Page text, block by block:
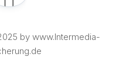
by www.Intermedia-